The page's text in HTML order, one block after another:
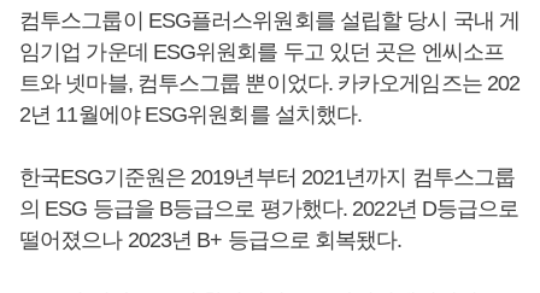
컴투스그룹이 ESG플러스위원회를 설립할 당시 국내 게
임기업 가운데 ESG위원회를 두고 있던 곳은 엔씨소프
트와 넷마블, 컴투스그룹 뿐이었다. 카카오게임즈는 202
2년 11월에야 ESG위원회를 설치했다.
한국ESG기준원은 2019년부터 2021년까지 컴투스그룹
의 ESG 등급을 B등급으로 평가했다. 2022년 D등급으로
떨어졌으나 2023년 B+ 등급으로 회복됐다.